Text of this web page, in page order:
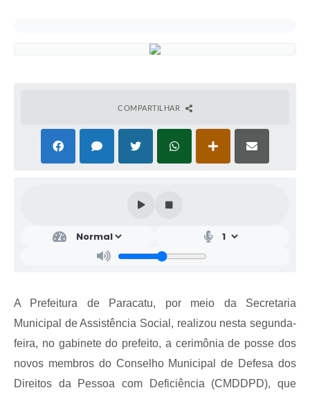
COMPARTILHAR
A Prefeitura de Paracatu, por meio da Secretaria
Municipal de Assistência Social, realizou nesta segunda-
feira, no gabinete do prefeito, a cerimônia de posse dos
novos membros do Conselho Municipal de Defesa dos
Direitos da Pessoa com Deficiência (CMDDPD), que